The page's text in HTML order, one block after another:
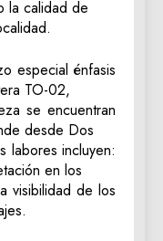
la calidad de
especial énfasis
TO-02,
se encuentran
desde Dos
labores incluyen:
en los
visibilidad de los